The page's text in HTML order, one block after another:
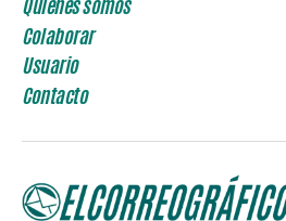
Colaborar
Usuario
Contacto